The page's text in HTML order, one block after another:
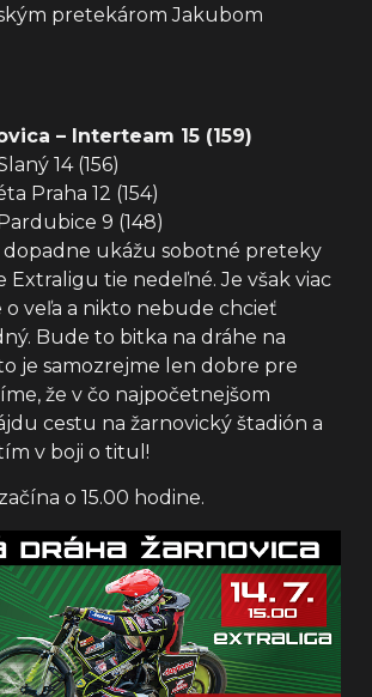
pretekárom Jakubom
– Interteam 15 (159)
14 (156)
Praha 12 (154)
9 (148)
ukážu sobotné preteky
Extraligu tie nedeľné. Je však viac
o veľa a nikto nebude chcieť
Bude to bitka na dráhe na
je samozrejme len dobre pre
že v čo najpočetnejšom
cestu na žarnovický štadión a
v boji o titul!
o 15.00 hodine.